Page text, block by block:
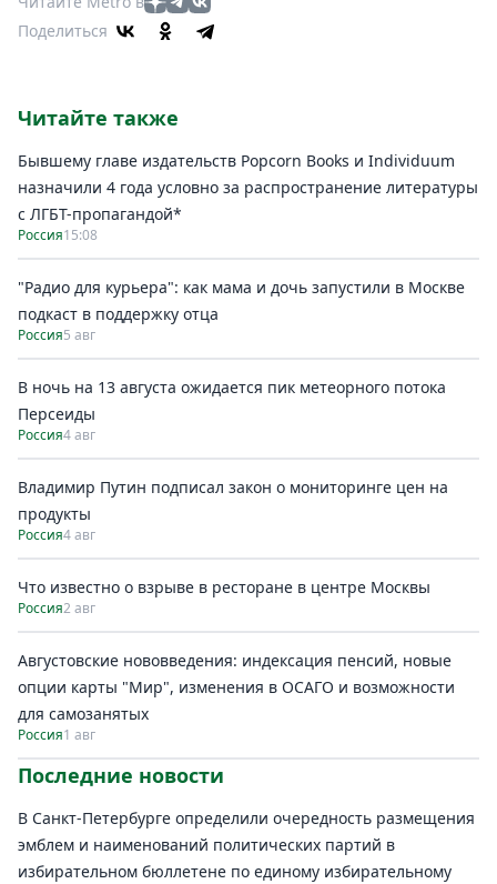
Поделиться
Читайте также
Бывшему главе издательств Popcorn Books и Individuum
назначили 4 года условно за распространение литературы
с ЛГБТ-пропагандой*
Россия15:08
"Радио для курьера": как мама и дочь запустили в Москве
подкаст в поддержку отца
Россия5 авг
В ночь на 13 августа ожидается пик метеорного потока
Персеиды
Россия4 авг
Владимир Путин подписал закон о мониторинге цен на
продукты
Россия4 авг
Что известно о взрыве в ресторане в центре Москвы
Россия2 авг
Августовские нововведения: индексация пенсий, новые
опции карты "Мир", изменения в ОСАГО и возможности
для самозанятых
Россия1 авг
Последние новости
В Санкт-Петербурге определили очередность размещения
эмблем и наименований политических партий в
избирательном бюллетене по единому избирательному